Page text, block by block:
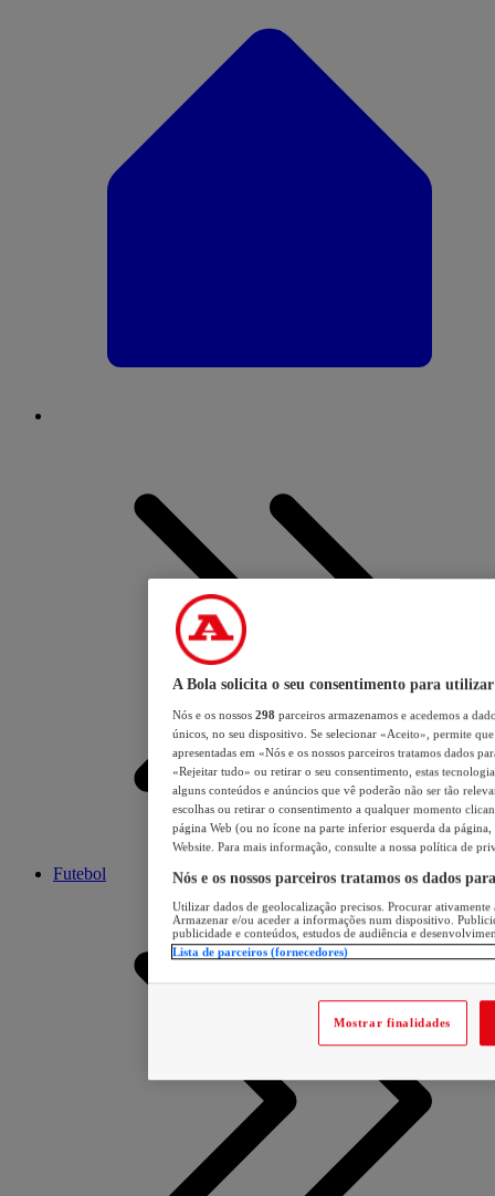
Futebol
A Bola solicita o seu consentimento para utilizar
Nós e os nossos 298 parceiros armazenamos e acedemos a
únicos, no seu dispositivo. Se selecionar «Aceito», permite
apresentadas em «Nós e os nossos parceiros tratamos dados
«Rejeitar tudo» ou retirar o seu consentimento, estas
alguns conteúdos e anúncios que vê poderão não ser tão
escolhas ou retirar o consentimento a qualquer momento
página Web (ou no ícone na parte inferior esquerda da página,
Website. Para mais informação, consulte a nossa política de
Nós e os nossos parceiros tratamos os dados
Utilizar dados de geolocalização precisos. Procurar
Armazenar e/ou aceder a informações num dispositivo.
publicidade e conteúdos, estudos de audiência e
Lista de parceiros (fornecedores)
Mostrar finalidades